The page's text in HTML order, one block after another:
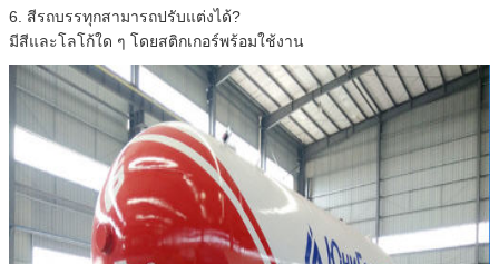
6. สีรถบรรทุกสามารถปรับแต่งได้?
มีสีและโลโก้ใด ๆ โดยสติกเกอร์พร้อมใช้งาน